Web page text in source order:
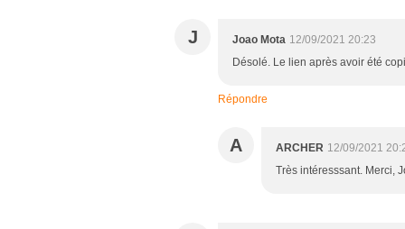
J Joao Mota 12/09/2021 20:23
Désolé. Le lien après avoir été
Répondre
A ARCHER 12/09/2021
Très intéresssant. Merci,